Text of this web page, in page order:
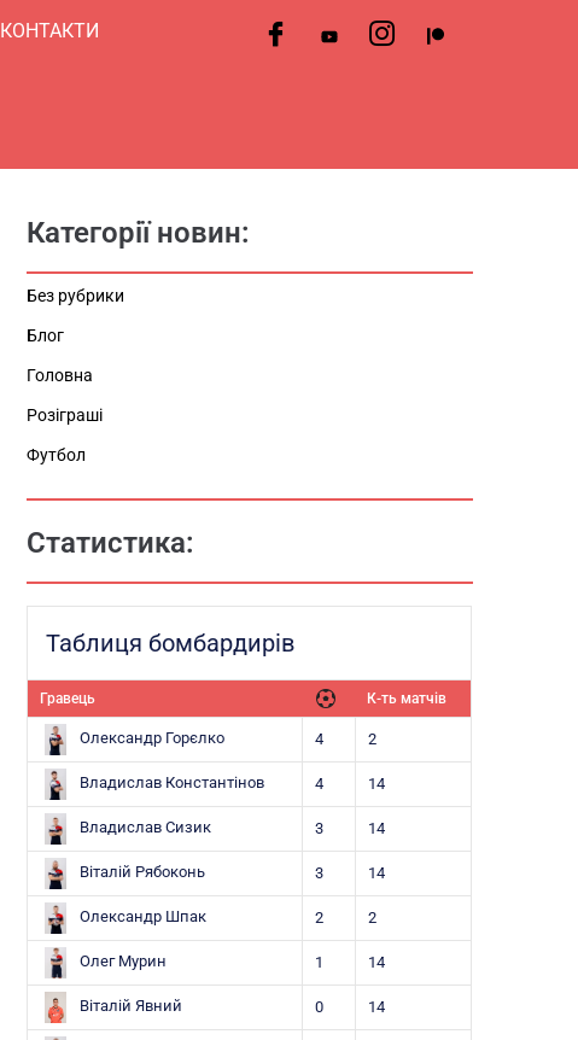
КОНТАКТИ
Категорії новин:
Без рубрики
Блог
Головна
Розіграші
Футбол
Статистика:
Таблиця бомбардирів
Гравець К-ть матчів
Олександр Горєлко 4 2
Владислав Константінов 4 14
Владислав Сизик 3 14
Віталій Рябоконь 3 14
Олександр Шпак 2 2
Олег Мурин 1 14
Віталій Явний 0 14